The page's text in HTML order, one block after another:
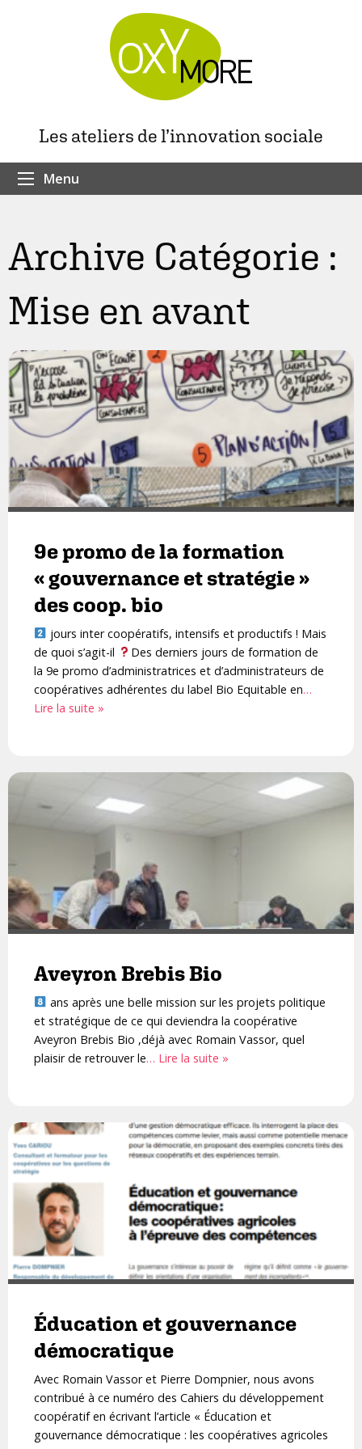
Les ateliers de l’innovation sociale
Menu
Archive Catégorie :
Mise en avant
9e promo de la formation
« gouvernance et stratégie »
des coop. bio
jours inter coopératifs, intensifs et productifs ! Mais
de quoi s’agit-il
Des derniers jours de formation de
la 9e promo d’administratrices et d’administrateurs de
coopératives adhérentes du label Bio Equitable en…
Lire la suite »
Aveyron Brebis Bio
ans après une belle mission sur les projets politique
et stratégique de ce qui deviendra la coopérative
Aveyron Brebis Bio ,déjà avec Romain Vassor, quel
plaisir de retrouver le… Lire la suite »
Éducation et gouvernance
démocratique
Avec Romain Vassor et Pierre Dompnier, nous avons
contribué à ce numéro des Cahiers du développement
coopératif en écrivant l’article « Éducation et
gouvernance démocratique : les coopératives agricoles